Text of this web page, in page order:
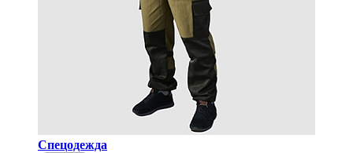
Спецодежда